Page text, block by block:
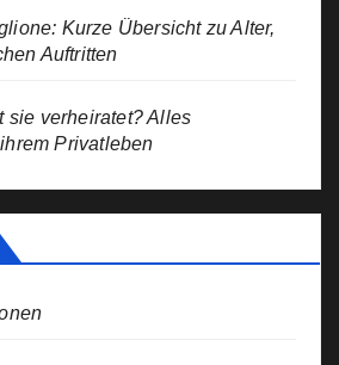
Kurze Übersicht zu Alter,
Auftritten
sie verheiratet? Alles
Privatleben